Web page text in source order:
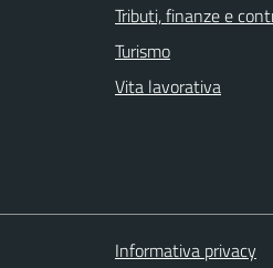
Tributi, finanze e
Turismo
Vita lavorativa
Informativa privacy